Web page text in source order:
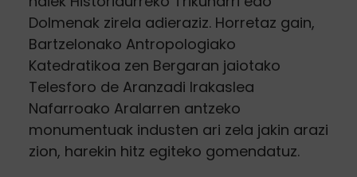
Dolmenak zirela adieraziz. Horretaz gain,
Bartzelonako Antropologiako
Katedratikoa zen Bergaran jaiotako
Telesforo de Aranzadi Irakaslea
Nafarroako Aralarren antzeko
monumentuak industen ari zela jakin arazi
zion, harekin hitz egiteko gomendatuz.